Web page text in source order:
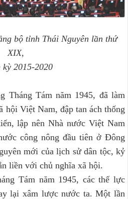
bộ tỉnh Thái Nguyên lần thứ
XIX,
kỳ 2015-2020
Tháng Tám năm 1945, đã làm
hội Việt Nam, đập tan ách thống
lập nên Nhà nước Việt Nam
công nông đầu tiên ở Đông
mới của lịch sử dân tộc, kỷ
liền với chủ nghĩa xã hội.
Tám năm 1945, các thế lực
lại xâm lược nước ta. Một lần